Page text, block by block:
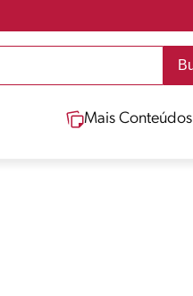
Mais Conteúdos